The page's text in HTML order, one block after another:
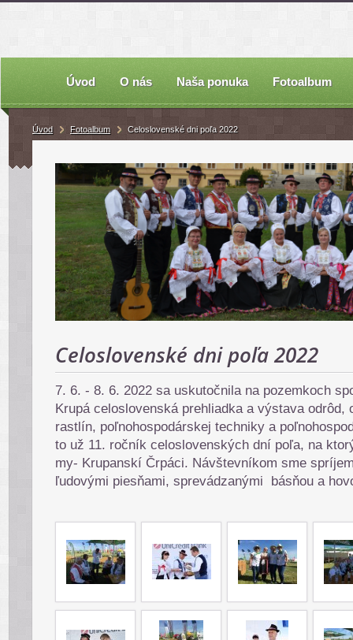
Úvod O nás Naša ponuka Fotoalbum
Úvod Fotoalbum Celoslovenské dni poľa 2022
Celoslovenské dni poľa 2022
7. 6. - 8. 6. 2022 sa uskutočnila na pozemkoch
Krupá celoslovenská prehliadka a výstava odrôd,
rastlín, poľnohospodárskej techniky a
to už 11. ročník celoslovenských dní poľa, na
my- Krupanskí Črpáci. Návštevníkom sme
ľudovými piesňami, sprevádzanými básňou a